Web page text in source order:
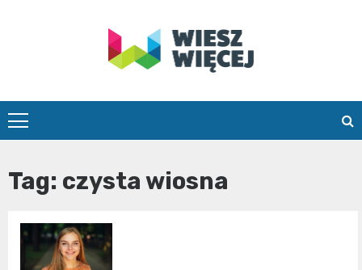
Tag: czysta wiosna